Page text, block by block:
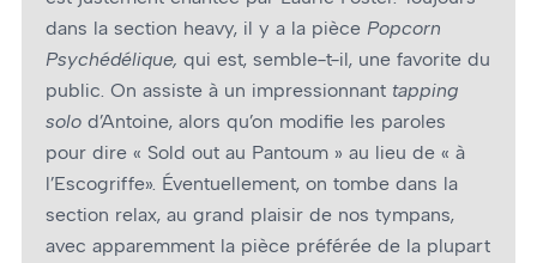
dans la section heavy, il y a la pièce Popcorn
Psychédélique, qui est, semble-t-il, une favorite du
public. On assiste à un impressionnant tapping
solo d’Antoine, alors qu’on modifie les paroles
pour dire « Sold out au Pantoum » au lieu de « à
l’Escogriffe». Éventuellement, on tombe dans la
section relax, au grand plaisir de nos tympans,
avec apparemment la pièce préférée de la plupart